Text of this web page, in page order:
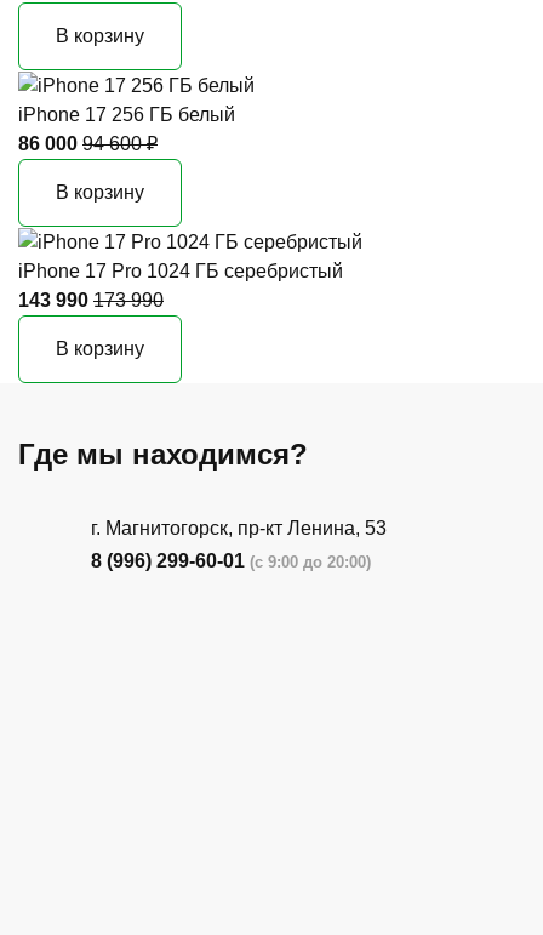
В корзину
iPhone 17 256 ГБ белый
86 000 94 600 ₽
В корзину
iPhone 17 Pro 1024 ГБ серебристый
143 990 173 990
В корзину
Где мы находимся?
г. Магнитогорск, пр-кт Ленина, 53
8 (996) 299-60-01 (с 9:00 до 20:00)